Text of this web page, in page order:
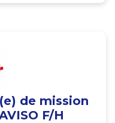
de mission
F/H